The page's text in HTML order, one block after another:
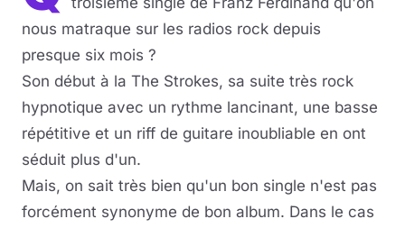
Forum
nous matraque sur les radios rock depuis
presque six mois ?
Son début à la The Strokes, sa suite très rock
hypnotique avec un rythme lancinant, une basse
répétitive et un riff de guitare inoubliable en ont
séduit plus d'un.
Mais, on sait très bien qu'un bon single n'est pas
forcément synonyme de bon album. Dans le cas